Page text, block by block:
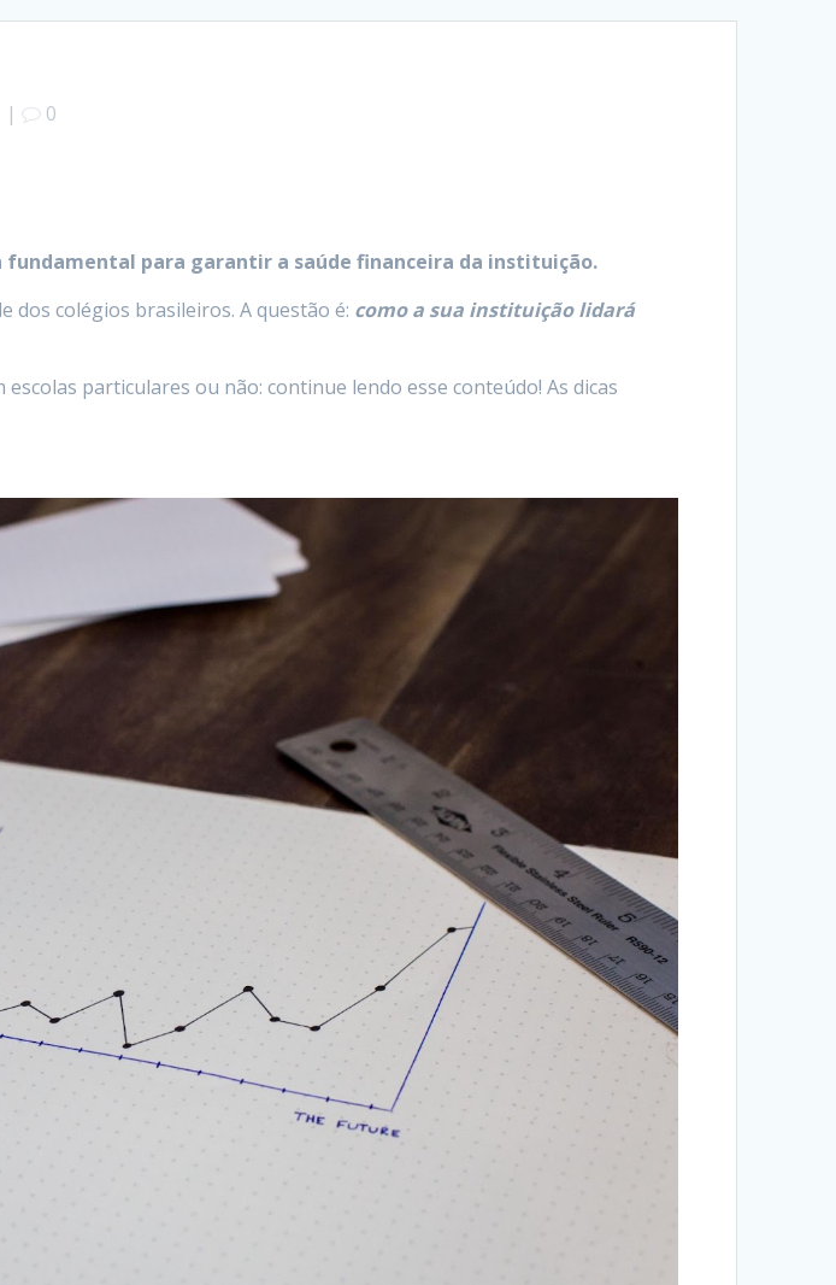
| 0
para garantir a saúde financeira da instituição.
dos colégios brasileiros. A questão é: como a sua instituição lidará
particulares ou não: continue lendo esse conteúdo! As dicas